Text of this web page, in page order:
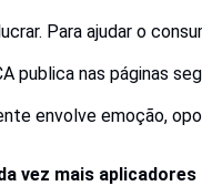
Para ajudar o
publica nas páginas
envolve emoção,
vez mais aplicadores